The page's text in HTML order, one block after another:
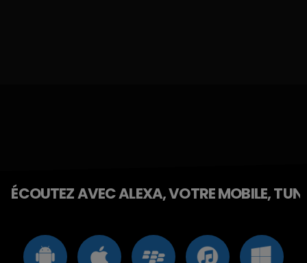
ÉCOUTEZ AVEC ALEXA, VOTRE MOBILE,